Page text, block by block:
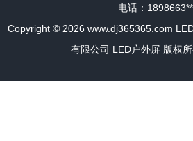
电话：1898663**
Copyright © 2026 www.dj365365.com
有限公司 LED户外屏版权